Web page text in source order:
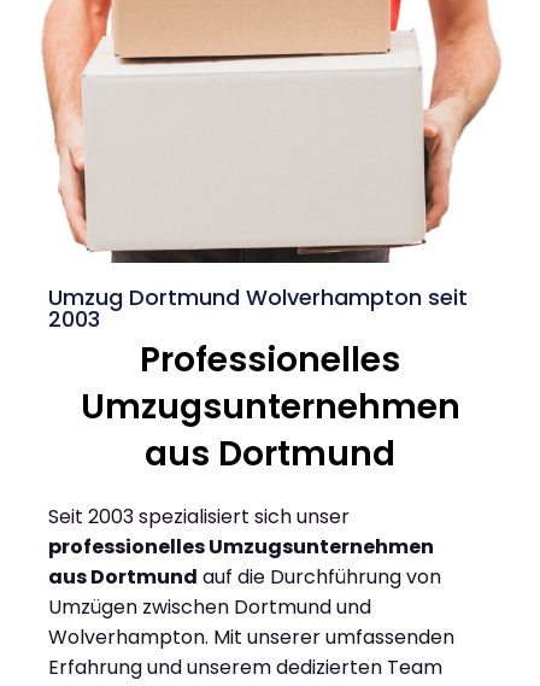
Umzug Dortmund Wolverhampton seit
2003
Professionelles
Umzugsunternehmen
aus Dortmund
Seit 2003 spezialisiert sich unser
professionelles Umzugsunternehmen
aus Dortmund auf die Durchführung von
Umzügen zwischen Dortmund und
Wolverhampton. Mit unserer umfassenden
Erfahrung und unserem dedizierten Team